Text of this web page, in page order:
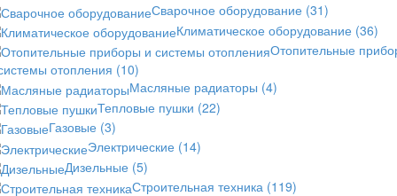
Сварочное оборудование (31)
Климатическое оборудование (36)
Отопительные
отопления (10)
Масляные радиаторы (4)
Тепловые пушки (22)
Газовые (3)
Электрические (14)
Дизельные (5)
Строительная техника (119)